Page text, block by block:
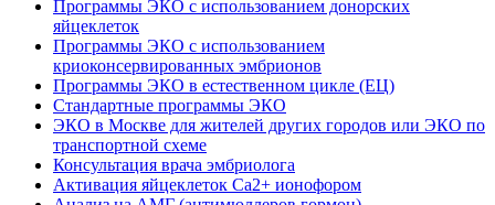
Программы ЭКО с использованием донорских
яйцеклеток
Программы ЭКО с использованием
криоконсервированных эмбрионов
Программы ЭКО в естественном цикле (ЕЦ)
Стандартные программы ЭКО
ЭКО в Москве для жителей других городов или ЭКО по
транспортной схеме
Консультация врача эмбриолога
Активация яйцеклеток Са2+ ионофором